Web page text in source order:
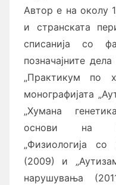
Автор е на околу
и странската
списанија со
позначајните
„Практикум по
монографијата
„Ху­ма­на
основи на
„Физиологија со
(2009) и
нарушувања